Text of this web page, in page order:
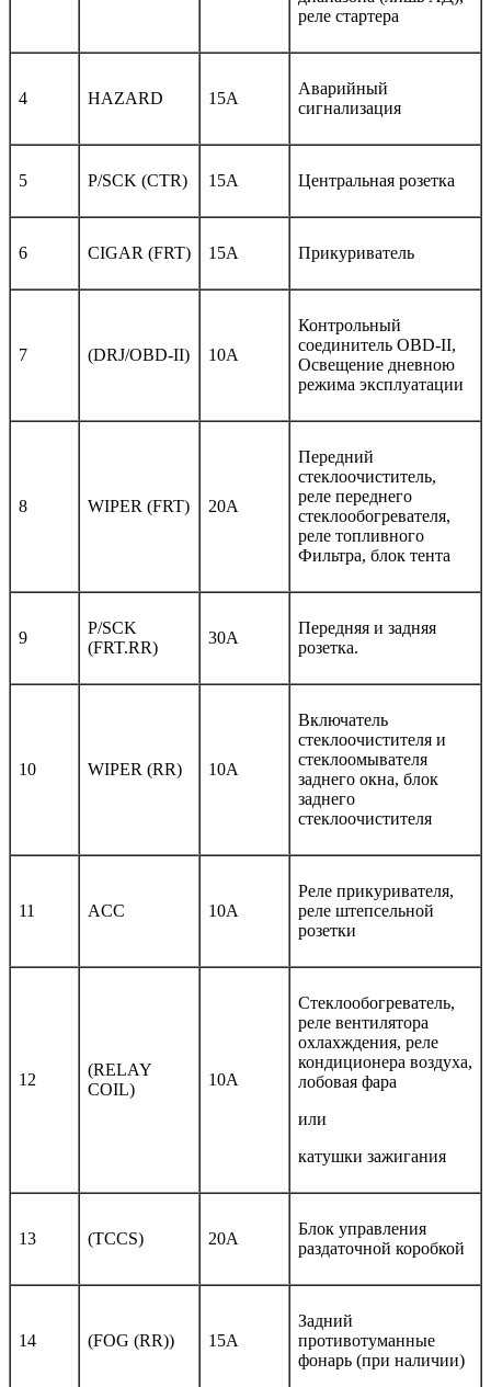
реле стартера
4 HAZARD 15A
Аварийный
сигнализация
5 P/SCK (CTR) 15A Центральная розетка
6 CIGAR (FRT) 15A Прикуриватель
7 (DRJ/OBD-II) 10A
Контрольный
соединитель OBD-II,
Освещение дневною
режима эксплуатации
8 WIPER (FRT) 20A
Передний
стеклоочиститель,
реле переднего
стеклообогревателя,
реле топливного
Фильтра, блок тента
9
P/SCK
(FRT.RR)
30A
Передняя и задняя
розетка.
10 WIPER (RR) 10A
Включатель
стеклоочистителя и
стеклоомывателя
заднего окна, блок
заднего
стеклоочистителя
11 ACC 10A
Реле прикуривателя,
реле штепсельной
розетки
12
(RELAY
COIL)
10A
Стеклообогреватель,
реле вентилятора
охлахждения, реле
кондиционера воздуха,
лобовая фара
или
катушки зажигания
13 (TCCS) 20A
Блок управления
раздаточной коробкой
14 (FOG (RR)) 15A
Задний
противотуманные
фонарь (при наличии)